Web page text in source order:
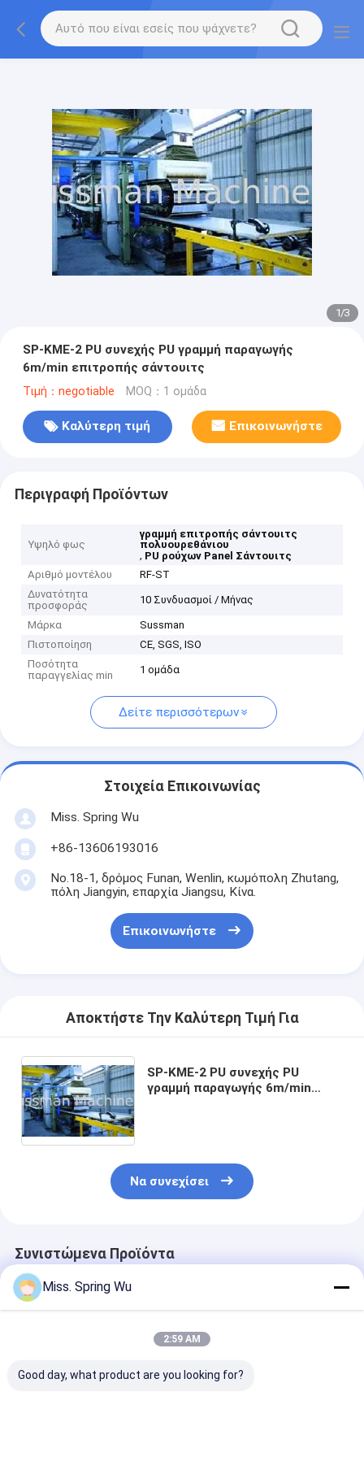
1/3
SP-ΚΜΕ-2 PU συνεχής PU γραμμή παραγωγής
6m/min επιτροπής σάντουιτς
Τιμή：negotiable MOQ：1 ομάδα
Καλύτερη τιμή Επικοινωνήστε
Περιγραφή Προϊόντων
Υψηλό φως
γραμμή επιτροπής σάντουιτς
πολυουρεθάνιου
, PU ρούχων Panel Σάντουιτς
Αριθμό μοντέλου
RF-ST
Δυνατότητα
προσφοράς
10 Συνδυασμοί / Μήνας
Μάρκα
Sussman
Πιστοποίηση
CE, SGS, ISO
Ποσότητα
παραγγελίας min
1 ομάδα
Δείτε περισσότερων
Στοιχεία Επικοινωνίας
Miss. Spring Wu
+86-13606193016
No.18-1, δρόμος Funan, Wenlin, κωμόπολη Zhutang,
πόλη Jiangyin, επαρχία Jiangsu, Κίνα.
Επικοινωνήστε
Αποκτήστε Την Καλύτερη Τιμή Για
SP-ΚΜΕ-2 PU συνεχής PU
γραμμή παραγωγής 6m/min
Να συνεχίσει
Συνιστώμενα Προϊόντα
Miss. Spring Wu
2:59 AM
Good day, what product are you looking for?